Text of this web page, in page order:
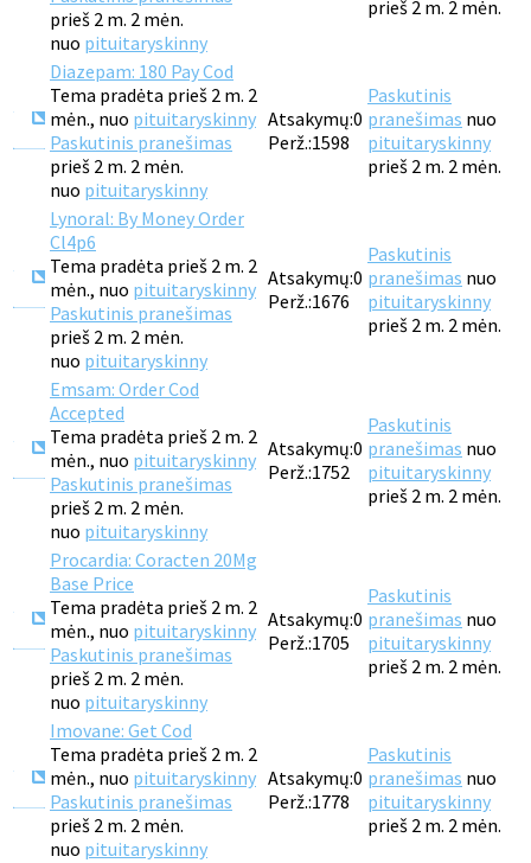
prieš 2 m. 2 mėn.
nuo pituitaryskinny
prieš 2 m. 2 mėn.
Diazepam: 180 Pay Cod
Tema pradėta prieš 2 m. 2
mėn., nuo pituitaryskinny
Paskutinis pranešimas
prieš 2 m. 2 mėn.
nuo pituitaryskinny
Atsakymų:0
Perž.:1598
Paskutinis
pranešimas nuo
pituitaryskinny
prieš 2 m. 2 mėn.
Lynoral: By Money Order
Cl4p6
Tema pradėta prieš 2 m. 2
mėn., nuo pituitaryskinny
Paskutinis pranešimas
prieš 2 m. 2 mėn.
nuo pituitaryskinny
Atsakymų:0
Perž.:1676
Paskutinis
pranešimas nuo
pituitaryskinny
prieš 2 m. 2 mėn.
Emsam: Order Cod
Accepted
Tema pradėta prieš 2 m. 2
mėn., nuo pituitaryskinny
Paskutinis pranešimas
prieš 2 m. 2 mėn.
nuo pituitaryskinny
Atsakymų:0
Perž.:1752
Paskutinis
pranešimas nuo
pituitaryskinny
prieš 2 m. 2 mėn.
Procardia: Coracten 20Mg
Base Price
Tema pradėta prieš 2 m. 2
mėn., nuo pituitaryskinny
Paskutinis pranešimas
prieš 2 m. 2 mėn.
nuo pituitaryskinny
Atsakymų:0
Perž.:1705
Paskutinis
pranešimas nuo
pituitaryskinny
prieš 2 m. 2 mėn.
Imovane: Get Cod
Tema pradėta prieš 2 m. 2
mėn., nuo pituitaryskinny
Paskutinis pranešimas
prieš 2 m. 2 mėn.
nuo pituitaryskinny
Atsakymų:0
Perž.:1778
Paskutinis
pranešimas nuo
pituitaryskinny
prieš 2 m. 2 mėn.